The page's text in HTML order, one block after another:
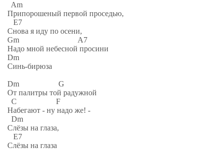
Am
Припорошеный первой проседью,
E7
Снова я иду по осени,
Gm A7
Надо мной небесной просини
Dm
Синь-бирюза
Dm G
От палитры той радужной
C F
Набегают - ну надо же! -
Dm
Слёзы на глаза,
E7
Слёзы на глаза